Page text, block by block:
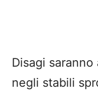
Disagi
negli stabili